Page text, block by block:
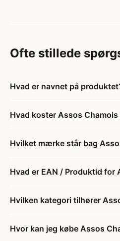
Ofte stillede
Hvad er navnet på
Hvad koster Assos
Hvilket mærke står bag
Hvad er EAN / Produktid for
Hvilken kategori tilhører
Hvor kan jeg købe Assos